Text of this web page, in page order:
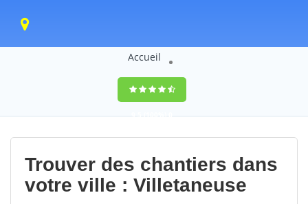
Accueil
9,5(100%)0
votes
Trouver des chantiers dans
votre ville : Villetaneuse